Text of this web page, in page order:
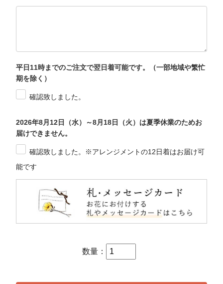
平日11時までのご注文で翌日着可能です。（一部地域や繁忙
期を除く）
確認致しました。
2026年8月12日（水）～8月18日（火）は夏季休業のためお
届けできません。
確認致しました。※アレンジメントの12日着はお届け可
能です
数量：